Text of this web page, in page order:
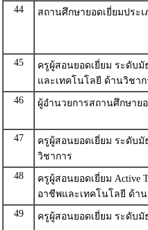
44
สถานศึกษายอดเยี่ยมประ
45
ครูผู้สอนยอดเยี่ยม ระดับ
และเทคโนโลยี ด้านวิชาก
46
ผู้อำนวยการสถานศึกษาย
47
ครูผู้สอนยอดเยี่ยม ระดับ
วิชาการ
48
ครูผู้สอนยอดเยี่ยม Active
อาชีพและเทคโนโลยี ด้า
49
ครูผู้สอนยอดเยี่ยม ระดับ